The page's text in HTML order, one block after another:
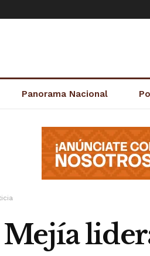
Panorama Nacional
Mejía